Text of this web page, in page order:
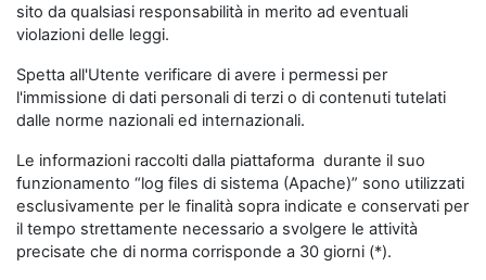
sito da qualsiasi responsabilità in merito ad eventuali
violazioni delle leggi.
Spetta all'Utente verificare di avere i permessi per
l'immissione di dati personali di terzi o di contenuti tutelati
dalle norme nazionali ed internazionali.
Le informazioni raccolti dalla piattaforma durante il suo
funzionamento “log files di sistema (Apache)” sono utilizzati
esclusivamente per le finalità sopra indicate e conservati per
il tempo strettamente necessario a svolgere le attività
precisate che di norma corrisponde a 30 giorni (*).